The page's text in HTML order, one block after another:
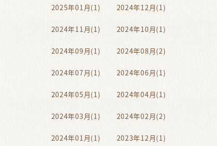
2025年01月(1) 2024年12月(1)
2024年11月(1) 2024年10月(1)
2024年09月(1) 2024年08月(2)
2024年07月(1) 2024年06月(1)
2024年05月(1) 2024年04月(1)
2024年03月(1) 2024年02月(2)
2024年01月(1) 2023年12月(1)